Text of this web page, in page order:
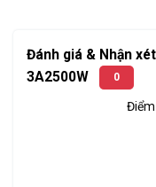
Đánh giá & Nhận
3A2500W
0
Điểm